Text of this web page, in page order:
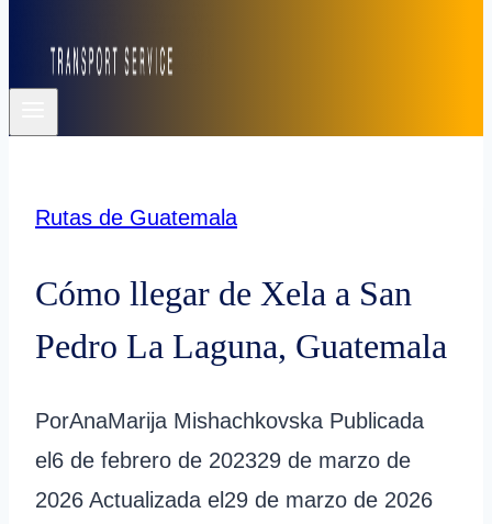
Rutas de Guatemala
Cómo llegar de Xela a San
Pedro La Laguna, Guatemala
PorAnaMarija Mishachkovska Publicada
el 6 de febrero de 202329 de marzo de
2026 Actualizada el 29 de marzo de 2026